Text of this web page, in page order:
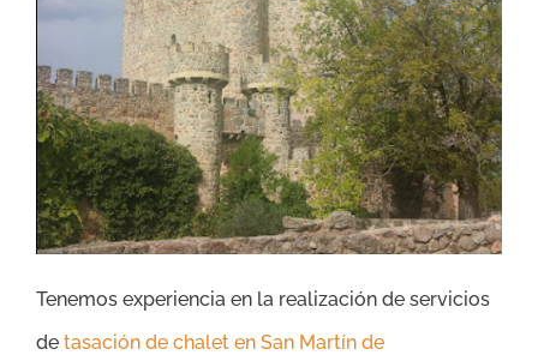
Tenemos experiencia en la realización de servicios
de tasación de chalet en San Martín de